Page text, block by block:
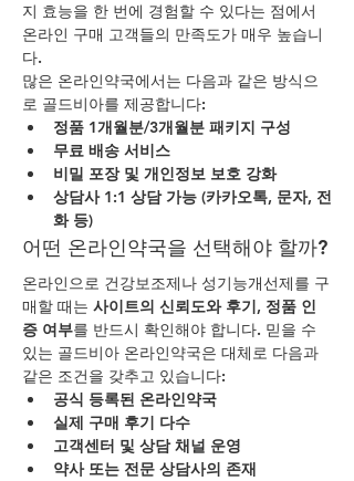
지 효능을 한 번에 경험할 수 있다는 점에서
온라인 구매 고객들의 만족도가 매우 높습니
다.
많은 온라인약국에서는 다음과 같은 방식으
로 골드비아를 제공합니다:
정품 1개월분/3개월분 패키지 구성
무료 배송 서비스
비밀 포장 및 개인정보 보호 강화
상담사 1:1 상담 가능 (카카오톡, 문자, 전
화 등)
어떤 온라인약국을 선택해야 할까?
온라인으로 건강보조제나 성기능개선제를 구
매할 때는 사이트의 신뢰도와 후기, 정품 인
증 여부를 반드시 확인해야 합니다. 믿을 수
있는 골드비아 온라인약국은 대체로 다음과
같은 조건을 갖추고 있습니다:
공식 등록된 온라인약국
실제 구매 후기 다수
고객센터 및 상담 채널 운영
약사 또는 전문 상담사의 존재